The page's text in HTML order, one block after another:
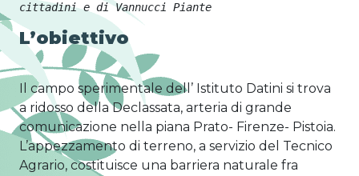
cittadini e di Vannucci Piante
L’obiettivo
Il campo sperimentale dell’ Istituto Datini si trova
a ridosso della Declassata, arteria di grande
comunicazione nella piana Prato- Firenze- Pistoia.
L’appezzamento di terreno, a servizio del Tecnico
Agrario, costituisce una barriera naturale fra